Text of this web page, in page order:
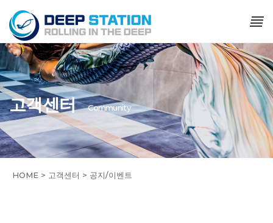
고객센터 Community
HOME > 고객센터 > 공지/이벤트